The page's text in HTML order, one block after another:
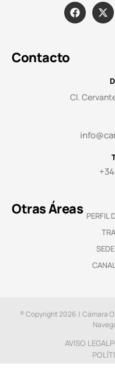
Contacto
Cl.
Otras Áreas PERFIL
® Copyright 2026 | Cámara
AVISO LEGAL